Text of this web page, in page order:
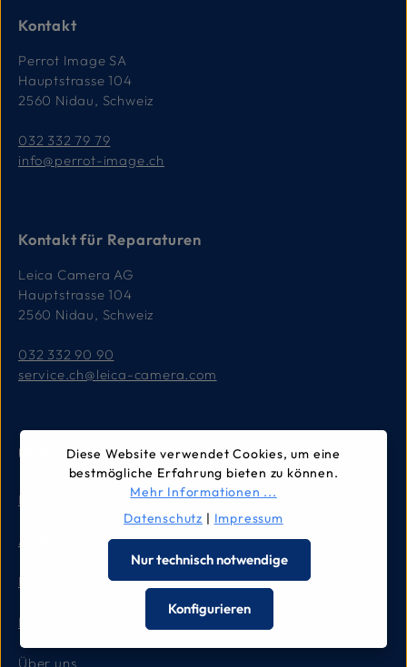
Kontakt
Perrot Image SA
Hauptstrasse 104
2560 Nidau, Schweiz
032 332 79 79
info@perrot-image.ch
Kontakt für Reparaturen
Leica Camera AG
Hauptstrasse 104
2560 Nidau, Schweiz
032 332 90 90
service.ch@leica-camera.com
Unternehmen
Impressum
AGB
Datenschutz
Kontakt
Über uns
Diese Website verwendet Cookies, um eine
bestmögliche Erfahrung bieten zu können.
Mehr Informationen ...
Datenschutz | Impressum
Nur technisch notwendige
Konfigurieren